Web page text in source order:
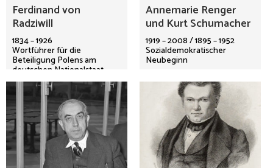
Ferdinand von
Radziwill
1834 – 1926
Wortführer für die
Beteiligung Polens am
deutschen Nationalstaat
Annemarie Renger
und Kurt Schumacher
1919 – 2008 / 1895 – 1952
Sozialdemokratischer
Neubeginn